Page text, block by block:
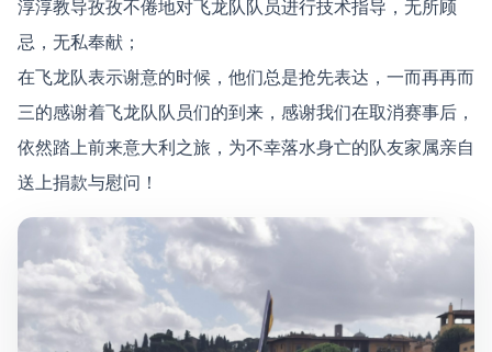
淳淳教导孜孜不倦地对飞龙队队员进行技术指导，无所顾
忌，无私奉献；
在飞龙队表示谢意的时候，他们总是抢先表达，一而再再而
三的感谢着飞龙队队员们的到来，感谢我们在取消赛事后，
依然踏上前来意大利之旅，为不幸落水身亡的队友家属亲自
送上捐款与慰问！